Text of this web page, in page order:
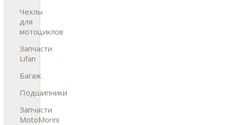
Чехлы
для
мотоциклов
Запчасти
Lifan
Багаж
Подшипники
Запчасти
MotoMorini